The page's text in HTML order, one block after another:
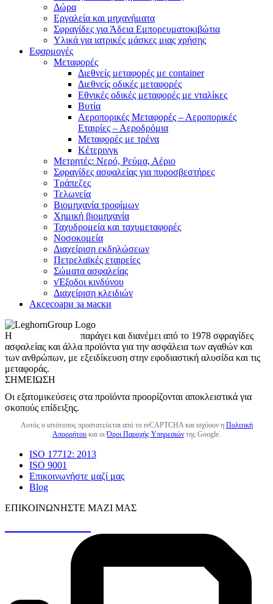
Δώρα
Εργαλεία και μηχανήματα
Σφραγίδες για Άδεια Εμπορευματοκιβώτια
Υλικά για ιατρικές μάσκες μιας χρήσης
Εφαρμογές
Μεταφορές
Διεθνείς μεταφορές με container
Διεθνείς οδικές μεταφορές
Εθνικές οδικές μεταφορές με νταλίκες
Βυτία
Αεροπορικές Μεταφορές – Αεροπορικές
Εταιρίες – Αεροδρόμια
Μεταφορές με τρένα
Κέτερινγκ
Μετρητές: Νερό, Ρεύμα, Αέριο
Σφραγίδες ασφαλείας για πυροσβεστήρες
Τράπεζες
Τελωνεία
Βιομηχανία τροφίμων
Χημική βιομηχανία
Ταχυδρομεία και ταχυμεταφορές
Νοσοκομεία
Διαχείριση εκδηλώσεων
Πετρελαϊκές εταιρείες
Σώματα ασφαλείας
vΈξοδοι κινδύνου
Διαχείριση κλειδιών
Аксесоари за маски
Η
παράγει και διανέμει από το 1978 σφραγίδες
ασφαλείας και άλλα προϊόντα για την ασφάλεια των αγαθών και
των ανθρώπων, με εξειδίκευση στην εφοδιαστική αλυσίδα και τις
μεταφοράς.
ΣΗΜΕΊΩΣΗ
Οι εξατομικεύσεις στα προϊόντα προορίζονται αποκλειστικά για
σκοπούς επίδειξης.
Αυτός ο ιστότοπος προστατεύεται από το reCAPTCHA και ισχύουν η Πολιτική
Απορρήτου και οιΌροι Παροχής Υπηρεσιών της Google.
ISO 17712: 2013
ISO 9001
Επικοινωνήστε μαζί μας
Blog
ΕΠΙΚΟΙΝΩΝΉΣΤΕ ΜΑΖΊ ΜΑΣ